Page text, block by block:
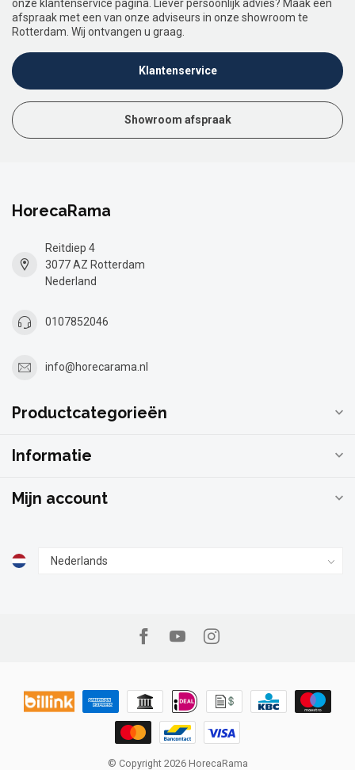
onze klantenservice pagina. Liever persoonlijk advies? Maak een
afspraak met een van onze adviseurs in onze showroom te
Rotterdam. Wij ontvangen u graag.
Klantenservice
Showroom afspraak
HorecaRama
Reitdiep 4
3077 AZ Rotterdam
Nederland
0107852046
info@horecarama.nl
Productcategorieën
Informatie
Mijn account
© Copyright 2026 HorecaRama